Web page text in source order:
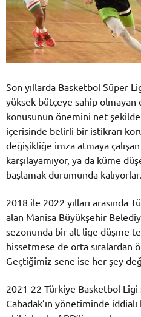
Son yıllarda Basketbol Süper
yüksek bütçeye sahip olmayan
konusunun önemini net
içerisinde belirli bir istikrarı
değişikliğe imza atmaya
karşılayamıyor, ya da küme
başlamak durumunda kalıyorlar.
2018 ile 2022 yılları arasında
alan Manisa Büyükşehir
sezonunda bir alt lige düşme
hissetmese de orta sıralardan
Geçtiğimiz sene ise her şey
2021-22 Türkiye Basketbol Ligi
Cabadak’ın yönetiminde